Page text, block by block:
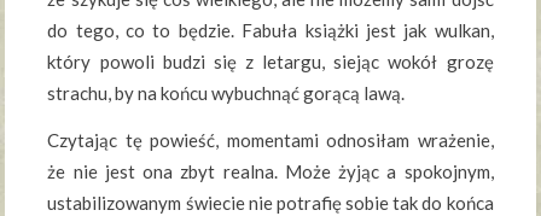
do tego, co to będzie. Fabuła książki jest jak wulkan,
który powoli budzi się z letargu, siejąc wokół grozę
strachu, by na końcu wybuchnąć gorącą lawą.
Czytając tę powieść, momentami odnosiłam wrażenie,
że nie jest ona zbyt realna. Może żyjąc a spokojnym,
ustabilizowanym świecie nie potrafię sobie tak do końca